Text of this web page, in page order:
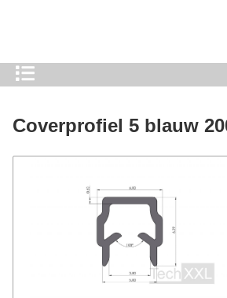
Coverprofiel 5 blauw